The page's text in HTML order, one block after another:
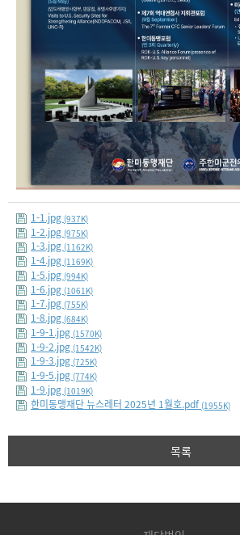
1-1.jpg (937K)
1-2.jpg (975K)
1-3.jpg (1162K)
1-4.jpg (1169K)
1-5.jpg (994K)
1-6.jpg (1061K)
1-7.jpg (755K)
1-8.jpg (684K)
1-9-1.jpg (1570K)
1-9-2.jpg (1542K)
1-9-3.jpg (725K)
1-9-5.jpg (774K)
1-9.jpg (1019K)
한미동맹재단 뉴스레터 2025년 1월호.pdf (1955K)
목록